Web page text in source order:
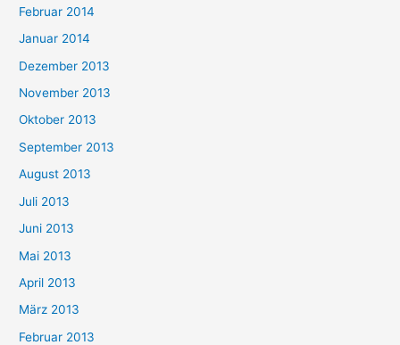
Februar 2014
Januar 2014
Dezember 2013
November 2013
Oktober 2013
September 2013
August 2013
Juli 2013
Juni 2013
Mai 2013
April 2013
März 2013
Februar 2013